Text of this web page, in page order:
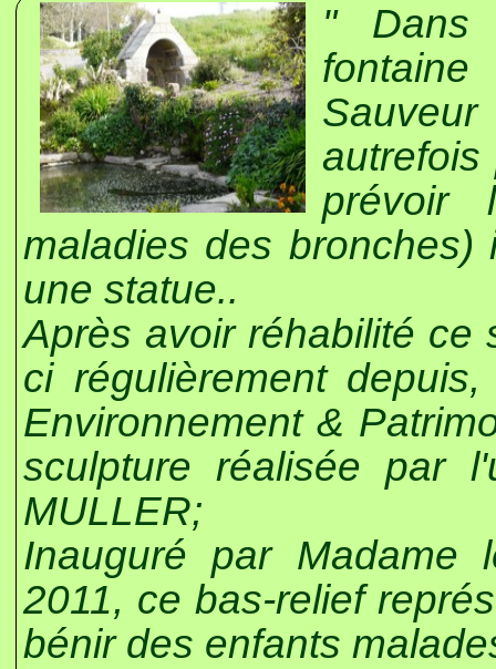
"
prévoir
maladies des bronches)
une statue..
Après avoir réhabilité ce
ci régulièrement
Environnement &
sculpture réalisée par
MULLER;
Inauguré par
2011, ce bas-relief
bénir des enfants